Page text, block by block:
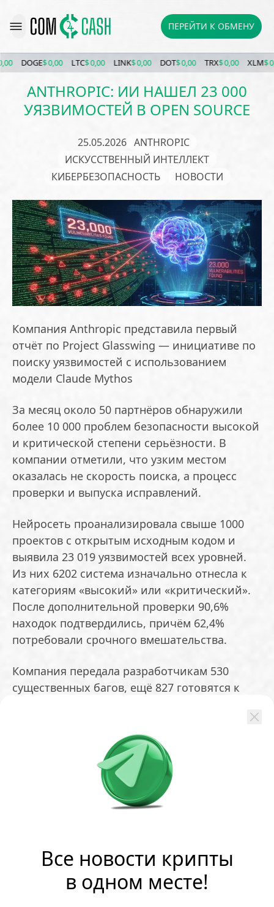
ПЕРЕЙТИ К ОБМЕНУ
DOGE$ 0,00 LTC $ 0,00 LINK$ 0,00 DOT$ 0,00 TRX$ 0,00 XLM$ 0,00
Все новости крипты
в одном месте!
ANTHROPIC: ИИ НАШЕЛ 23 000
УЯЗВИМОСТЕЙ В OPEN SOURCE
25.05.2026 ANTHROPIC
ИСКУССТВЕННЫЙ ИНТЕЛЛЕКТ
КИБЕРБЕЗОПАСНОСТЬ
НОВОСТИ
Компания Anthropic представила первый
отчёт по Project Glasswing — инициативе по
поиску уязвимостей с использованием
модели Claude Mythos
За месяц около 50 партнёров обнаружили
более 10 000 проблем безопасности высокой
и критической степени серьёзности. В
компании отметили, что узким местом
оказалась не скорость поиска, а процесс
проверки и выпуска исправлений.
Нейросеть проанализировала свыше 1000
проектов с открытым исходным кодом и
выявила 23 019 уязвимостей всех уровней.
Из них 6202 система изначально отнесла к
категориям «высокий» или «критический».
После дополнительной проверки 90,6%
находок подтвердились, причём 62,4%
потребовали срочного вмешательства.
Компания передала разработчикам 530
существенных багов, ещё 827 готовятся к
среднем устранение одной серьёзной бреши
занимает около двух недель.
Среди публичных примеров — уязвимость в
библиотеке wolfSSL (CVE-2026-5194). По
Mozilla сообщила об исправлении 271 бага в
Firefox 150 после тестирования Mythos.